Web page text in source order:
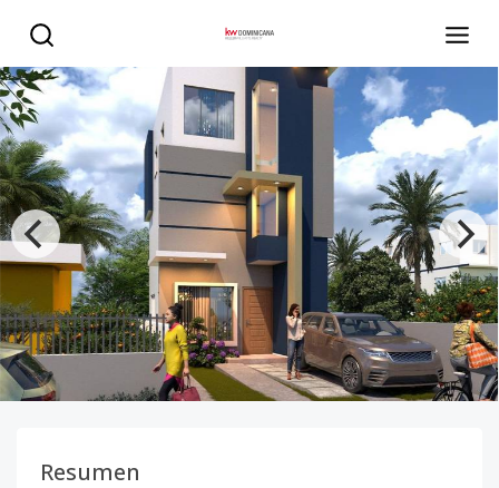
Resumen